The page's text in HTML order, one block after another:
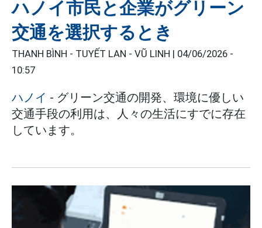
ハノイ市民と企業がグリーン
交通を選択するとき
THANH BÌNH - TUYẾT LAN - VŨ LINH | 04/06/2026 -
10:57
ハノイ - グリーン交通の開発、環境に優しい
交通手段の利用は、人々の生活にすでに存在
しています。